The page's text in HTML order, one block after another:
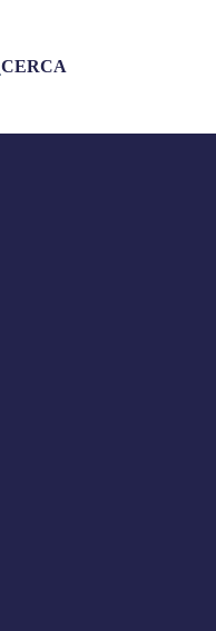
CERCA